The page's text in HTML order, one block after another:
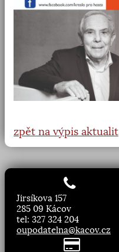
zpět na výpis aktualit
Jirsíkova 157
285 09 Kácov
tel: 327 324 204
oupodatelna@kacov.cz